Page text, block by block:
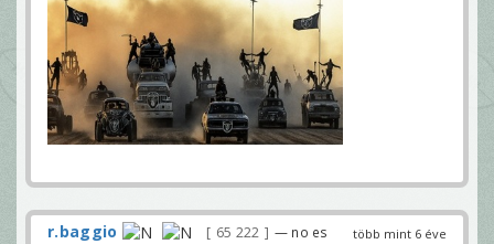
több mint 6 éve
r.baggio 65 222
— no es